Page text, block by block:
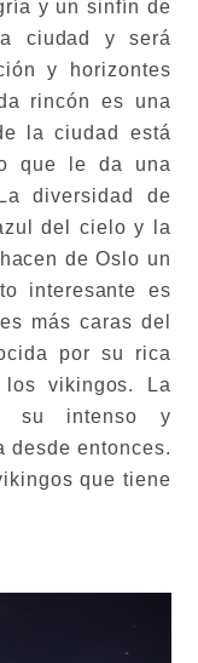
y un sinfín de
ciudad y será
y horizontes
rincón es una
la ciudad está
que le da una
diversidad de
del cielo y la
de Oslo un
interesante es
más caras del
por su rica
vikingos. La
su intenso y
desde entonces.
que tiene